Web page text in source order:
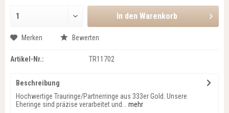
In den Warenkorb
Merken Bewerten
Artikel-Nr.: TR11702
Beschreibung
Hochwertige Trauringe/Partnerringe aus 333er Gold. Unsere
Eheringe sind präzise verarbeitet und...
mehr